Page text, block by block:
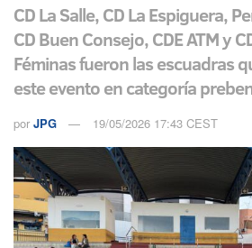
CD La Salle, CD La Espiguera,
CD Buen Consejo, CDE ATM y
Féminas fueron las escuadras
este evento en categoría
por JPG 19/05/2026 17:43 CEST